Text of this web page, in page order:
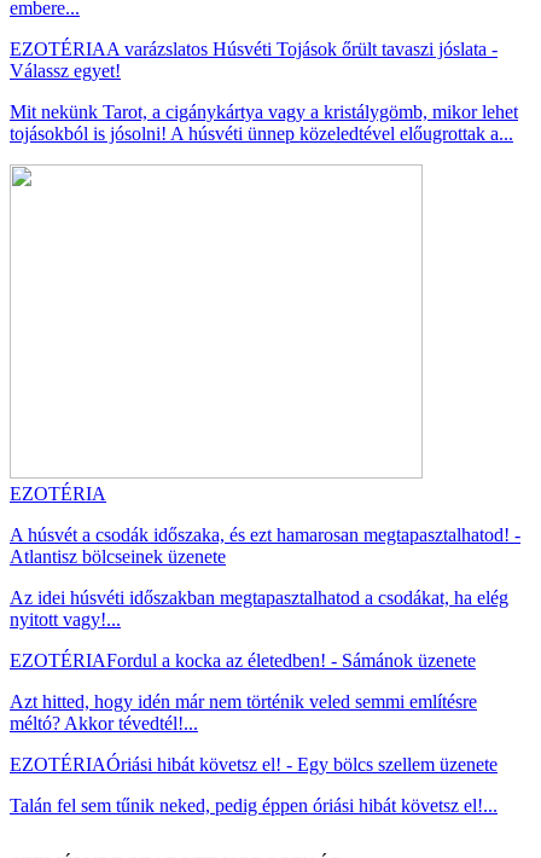
embere...
EZOTÉRIAA varázslatos Húsvéti Tojások őrült tavaszi jóslata -
Válassz egyet!
Mit nekünk Tarot, a cigánykártya vagy a kristálygömb, mikor lehet
tojásokból is jósolni! A húsvéti ünnep közeledtével előugrottak a...
EZOTÉRIA
A húsvét a csodák időszaka, és ezt hamarosan megtapasztalhatod! -
Atlantisz bölcseinek üzenete
Az idei húsvéti időszakban megtapasztalhatod a csodákat, ha elég
nyitott vagy!...
EZOTÉRIAFordul a kocka az életedben! - Sámánok üzenete
Azt hitted, hogy idén már nem történik veled semmi említésre
méltó? Akkor tévedtél!...
EZOTÉRIAÓriási hibát követsz el! - Egy bölcs szellem üzenete
Talán fel sem tűnik neked, pedig éppen óriási hibát követsz el!...